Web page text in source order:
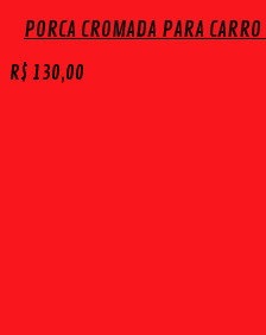
PORCA CROMADA PARA
R$ 130,00